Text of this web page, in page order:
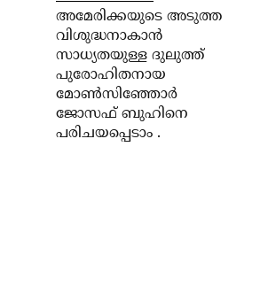
അമേരിക്കയുടെ അടുത്ത
വിശുദ്ധനാകാൻ
സാധ്യതയുള്ള ദുലുത്ത്
പുരോഹിതനായ
മോൺസിഞ്ഞോർ
ജോസഫ് ബുഹിനെ
പരിചയപ്പെടാം .